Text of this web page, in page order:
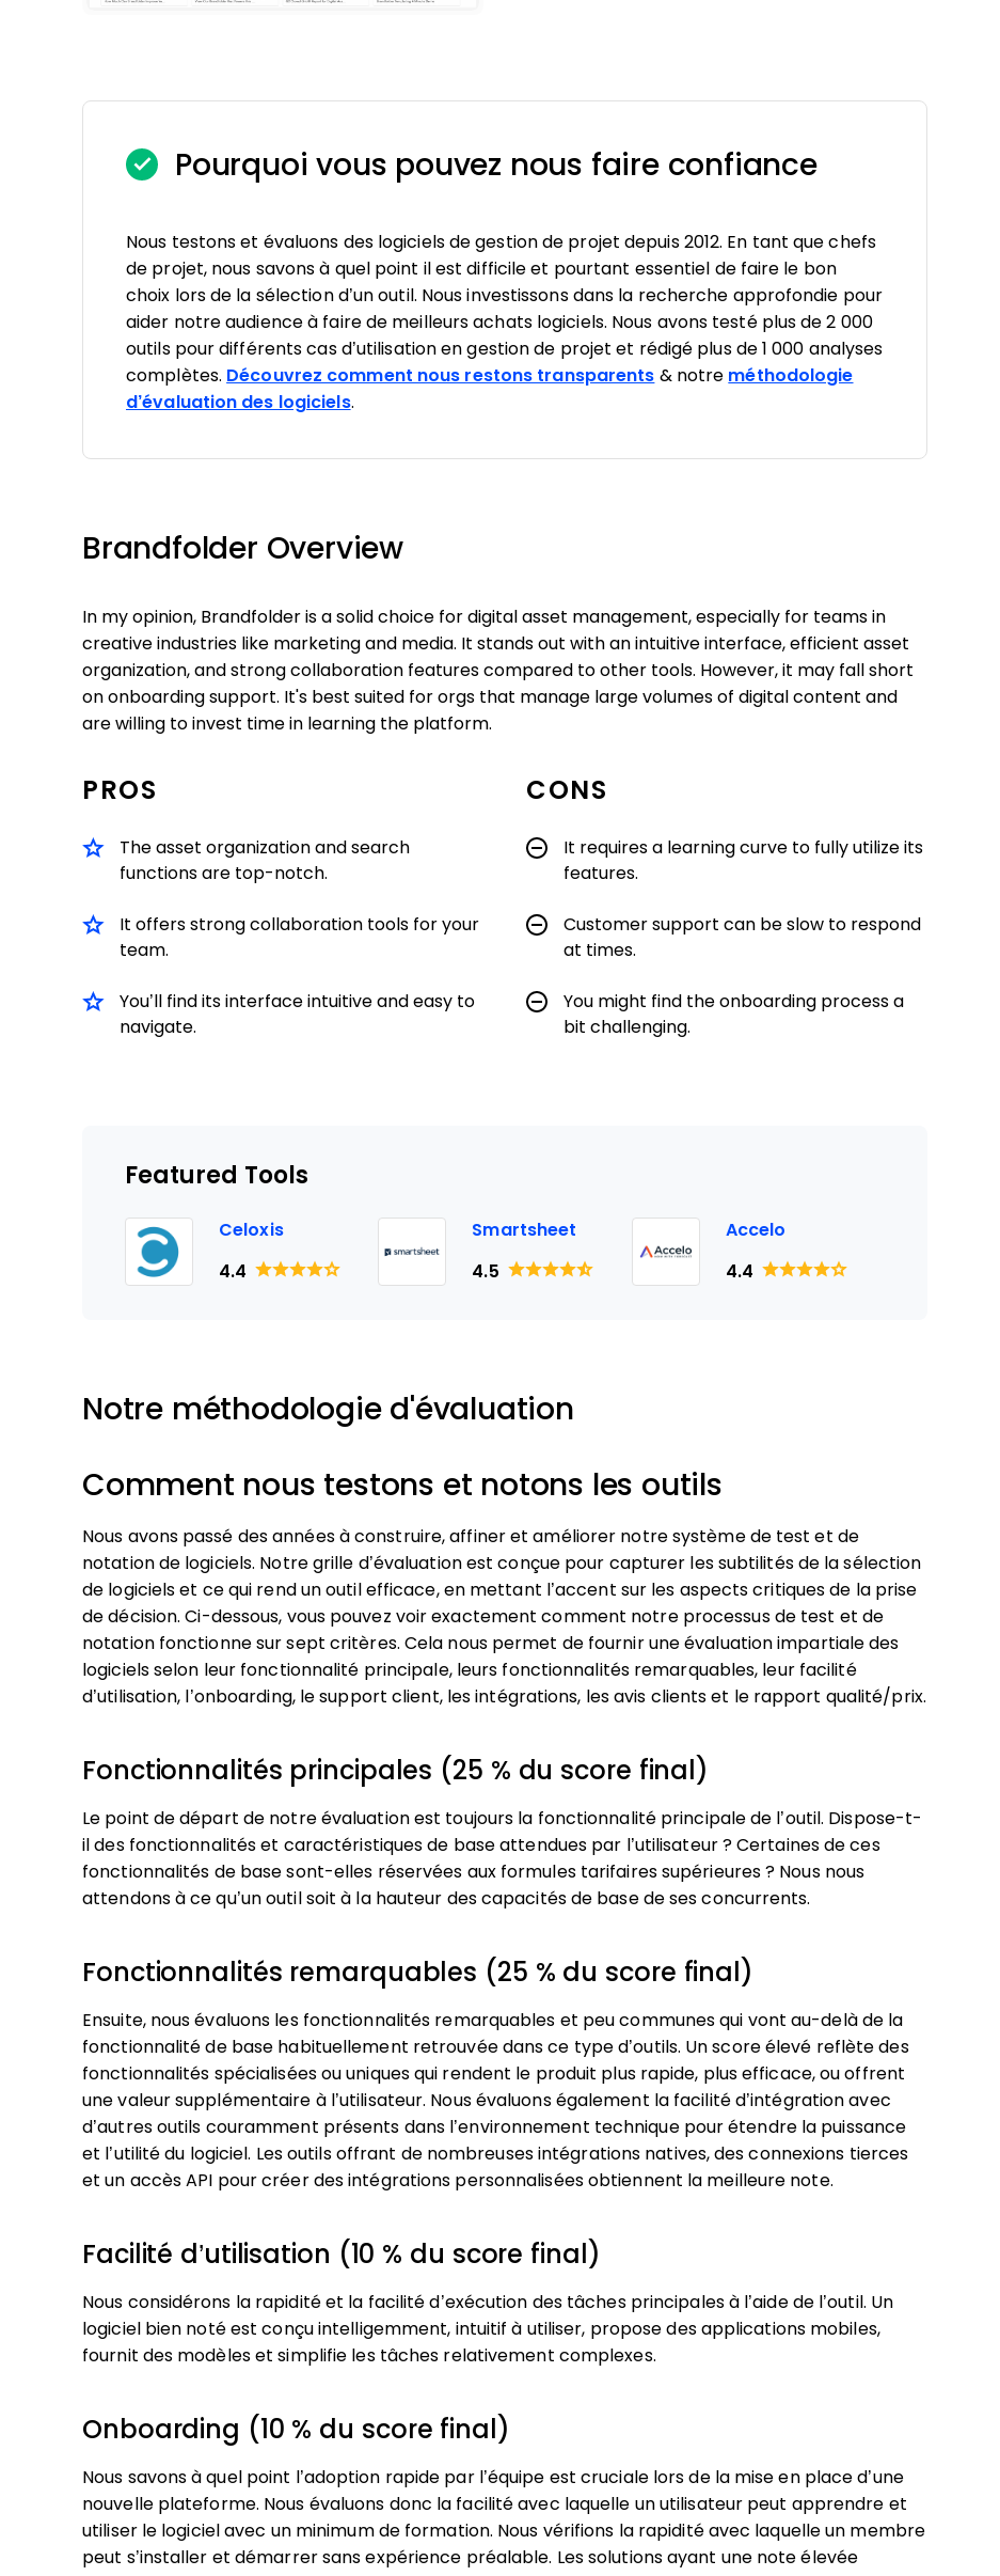
Pourquoi vous pouvez nous faire confiance
Nous testons et évaluons des logiciels de gestion de projet depuis 2012. En tant que chefs
de projet, nous savons à quel point il est difficile et pourtant essentiel de faire le bon
choix lors de la sélection d’un outil. Nous investissons dans la recherche approfondie pour
aider notre audience à faire de meilleurs achats logiciels. Nous avons testé plus de 2 000
outils pour différents cas d’utilisation en gestion de projet et rédigé plus de 1 000 analyses
complètes. Découvrez comment nous restons transparents & notre méthodologie
d’évaluation des logiciels.
Brandfolder Overview
In my opinion, Brandfolder is a solid choice for digital asset management, especially for teams in
creative industries like marketing and media. It stands out with an intuitive interface, efficient asset
organization, and strong collaboration features compared to other tools. However, it may fall short
on onboarding support. It's best suited for orgs that manage large volumes of digital content and
are willing to invest time in learning the platform.
PROS
The asset organization and search
functions are top-notch.
It offers strong collaboration tools for your
team.
You’ll find its interface intuitive and easy to
navigate.
CONS
It requires a learning curve to fully utilize its
features.
Customer support can be slow to respond
at times.
You might find the onboarding process a
bit challenging.
Featured Tools
Celoxis
4.4
Smartsheet
4.5
Accelo
4.4
Notre méthodologie d'évaluation
Comment nous testons et notons les outils
Nous avons passé des années à construire, affiner et améliorer notre système de test et de
notation de logiciels. Notre grille d’évaluation est conçue pour capturer les subtilités de la sélection
de logiciels et ce qui rend un outil efficace, en mettant l’accent sur les aspects critiques de la prise
de décision. Ci-dessous, vous pouvez voir exactement comment notre processus de test et de
notation fonctionne sur sept critères. Cela nous permet de fournir une évaluation impartiale des
logiciels selon leur fonctionnalité principale, leurs fonctionnalités remarquables, leur facilité
d’utilisation, l’onboarding, le support client, les intégrations, les avis clients et le rapport qualité/prix.
Fonctionnalités principales (25 % du score final)
Le point de départ de notre évaluation est toujours la fonctionnalité principale de l’outil. Dispose-t-
il des fonctionnalités et caractéristiques de base attendues par l’utilisateur ? Certaines de ces
fonctionnalités de base sont-elles réservées aux formules tarifaires supérieures ? Nous nous
attendons à ce qu’un outil soit à la hauteur des capacités de base de ses concurrents.
Fonctionnalités remarquables (25 % du score final)
Ensuite, nous évaluons les fonctionnalités remarquables et peu communes qui vont au-delà de la
fonctionnalité de base habituellement retrouvée dans ce type d’outils. Un score élevé reflète des
fonctionnalités spécialisées ou uniques qui rendent le produit plus rapide, plus efficace, ou offrent
une valeur supplémentaire à l’utilisateur. Nous évaluons également la facilité d’intégration avec
d’autres outils couramment présents dans l’environnement technique pour étendre la puissance
et l’utilité du logiciel. Les outils offrant de nombreuses intégrations natives, des connexions tierces
et un accès API pour créer des intégrations personnalisées obtiennent la meilleure note.
Facilité d’utilisation (10 % du score final)
Nous considérons la rapidité et la facilité d’exécution des tâches principales à l’aide de l’outil. Un
logiciel bien noté est conçu intelligemment, intuitif à utiliser, propose des applications mobiles,
fournit des modèles et simplifie les tâches relativement complexes.
Onboarding (10 % du score final)
Nous savons à quel point l’adoption rapide par l’équipe est cruciale lors de la mise en place d’une
nouvelle plateforme. Nous évaluons donc la facilité avec laquelle un utilisateur peut apprendre et
utiliser le logiciel avec un minimum de formation. Nous vérifions la rapidité avec laquelle un membre
peut s’installer et démarrer sans expérience préalable. Les solutions ayant une note élevée